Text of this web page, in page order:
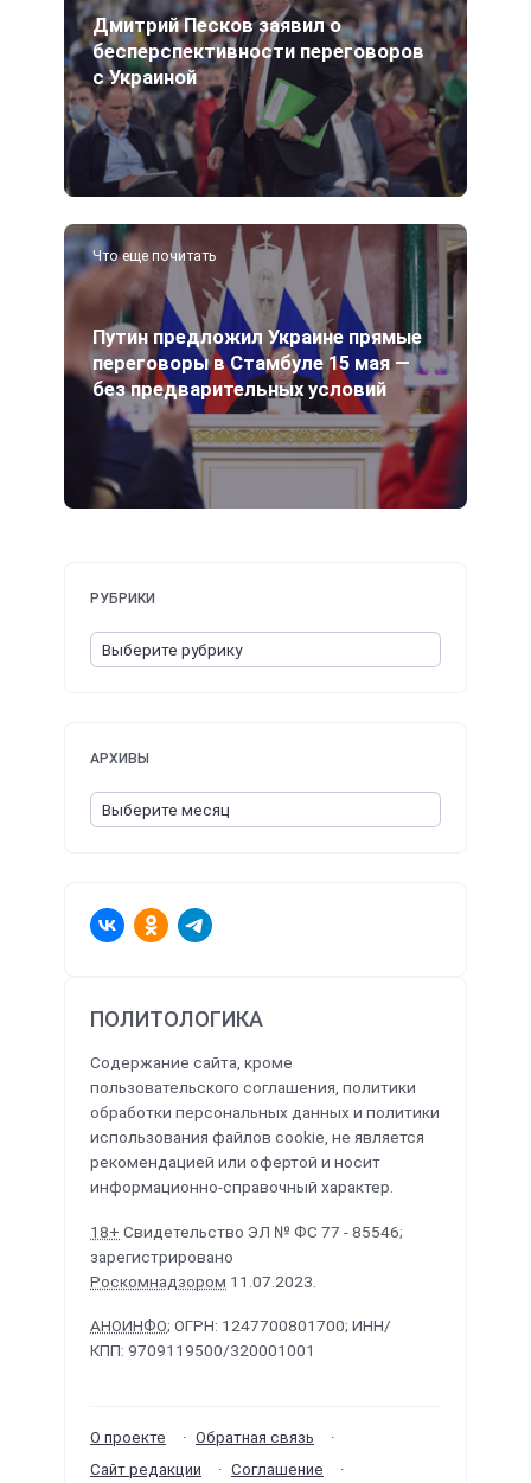
Дмитрий Песков заявил о
бесперспективности переговоров
с Украиной
Что еще почитать
Путин предложил Украине прямые
переговоры в Стамбуле 15 мая —
без предварительных условий
ПОЛИТОЛОГИКА
Содержание сайта, кроме
пользовательского соглашения, политики
обработки персональных данных и политики
использования файлов cookie, не является
рекомендацией или офертой и носит
информационно-справочный характер.
18+ Свидетельство ЭЛ № ФС 77 - 85546;
зарегистрировано
Роскомнадзором 11.07.2023.
АНОИНФО; ОГРН: 1247700801700; ИНН/
КПП: 9709119500/320001001
О проекте
Обратная связь
Сайт редакции
Соглашение
РУБРИКИ
АРХИВЫ